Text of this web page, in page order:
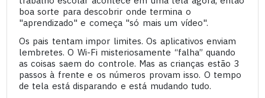
boa sorte para descobrir onde termina o
"aprendizado" e começa "só mais um vídeo".
Os pais tentam impor limites. Os aplicativos enviam
lembretes. O Wi-Fi misteriosamente “falha” quando
as coisas saem do controle. Mas as crianças estão 3
passos à frente e os números provam isso. O tempo
de tela está disparando e está mudando tudo.